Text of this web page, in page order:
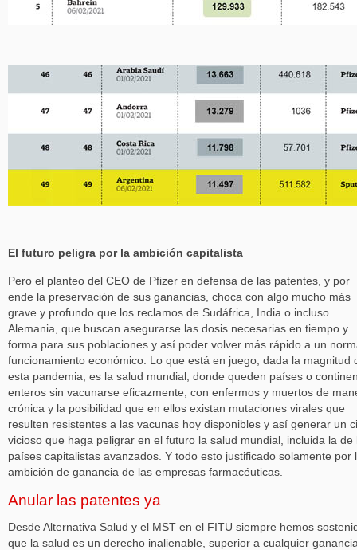
El futuro peligra por la ambición capitalista
Pero el planteo del CEO de Pfizer en defensa de las patentes, y por
ende la preservación de sus ganancias, choca con algo mucho más
grave y profundo que los reclamos de Sudáfrica, India o incluso
Alemania, que buscan asegurarse las dosis necesarias en tiempo y
forma para sus poblaciones y así poder volver más rápido a un
funcionamiento económico. Lo que está en juego, dada la magnitud
esta pandemia, es la salud mundial, donde queden países o
enteros sin vacunarse eficazmente, con enfermos y muertos de
crónica y la posibilidad que en ellos existan mutaciones virales que
resulten resistentes a las vacunas hoy disponibles y así generar un
vicioso que haga peligrar en el futuro la salud mundial, incluida la de
países capitalistas avanzados. Y todo esto justificado solamente por
ambición de ganancia de las empresas farmacéuticas.
Anular las patentes ya
Desde Alternativa Salud y el MST en el FITU siempre hemos
que la salud es un derecho inalienable, superior a cualquier